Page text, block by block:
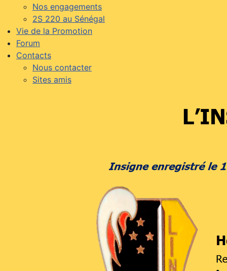
Nos engagements
2S 220 au Sénégal
Vie de la Promotion
Forum
Contacts
Nous contacter
Sites amis